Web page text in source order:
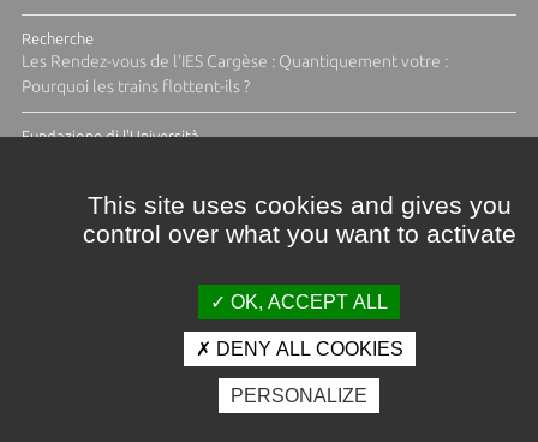
Recherche
Les Rendez-vous de l'IES Cargèse : Quantiquement votre :
Pourquoi les trains flottent-ils ?
Fundazione di l'Università
Crédits et mentions légales
Espace presse
Photothèque
This site uses cookies and gives you
control over what you want to activate
OK, ACCEPT ALL
DENY ALL COOKIES
PERSONALIZE